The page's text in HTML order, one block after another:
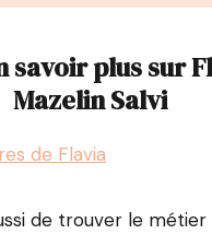
savoir plus sur
Mazelin Salvi
de Flavia
de trouver le métier